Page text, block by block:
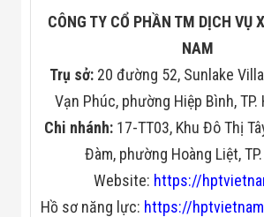
CÔNG TY CỔ PHẦN TM DỊCH VỤ
NAM
Trụ sở: 20 đường 52, Sunlake
Vạn Phúc, phường Hiệp Bình, TP.
Chi nhánh:17-TT03, Khu Đô Thị
Đàm, phường Hoàng Liệt,
Website: https://
Hồ sơ năng lực: https://